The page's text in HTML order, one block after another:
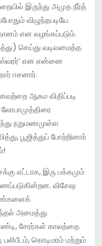
இருந்து அமுத நீர்த்
விழுந்தபடியே
என வழங்கப்படும்.
செய்து வடிவமைத்த
என என்னை
ஈசனார்.
ஆகம விதிப்படி
நறுமணமுள்ள
பூஜித்துப் போற்றினார்
எட்டாக, இரு பக்கமும்
விசேஷ
அமைத்து
சேரர்கள் காலத்தை
பலிபீடம், கொடிமரம் மற்றும்